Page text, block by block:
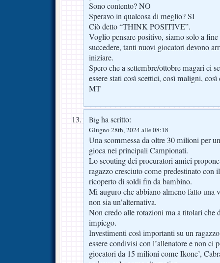
Sono contento? NO
Speravo in qualcosa di meglio? SI
Ciò detto “THINK POSITIVE”.
Voglio pensare positivo, siamo solo a
succedere, tanti nuovi giocatori devono
iniziare.
Spero che a settembre/ottobre magari ci
essere stati così scettici, così maligni,
MT
Big ha scritto:
Giugno 28th, 2024 alle 08:18
Una scommessa da oltre 30 milioni per
gioca nei principali Campionati.
Lo scouting dei procuratori amici
ragazzo cresciuto come predestinato con
ricoperto di soldi fin da bambino.
Mi auguro che abbiano almeno fatto una
non sia un’alternativa.
Non credo alle rotazioni ma a titolari che
impiego.
Investimenti così importanti su un
essere condivisi con l’allenatore e non ci
giocatori da 15 milioni come Ikone’,